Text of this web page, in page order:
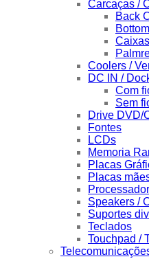
Carcaças /
Back
Coolers /
DC IN /
Com
Sem
Drive DVD/
Fontes
LCDs
Memoria
Placas
Placas
Speakers /
Suportes
Teclados
Touchpad /